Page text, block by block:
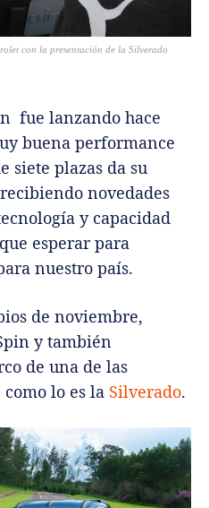
con la presentación de la Silverado
fue lanzando hace
buena performance
siete plazas da su
novedades
y capacidad
esperar para
nuestro país.
de noviembre,
y también
de una de las
como lo es la Silverado.